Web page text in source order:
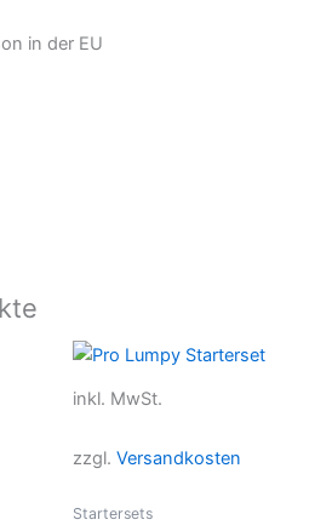
in der EU
Varianten
inkl. MwSt.
zzgl. Versandkosten
Startersets